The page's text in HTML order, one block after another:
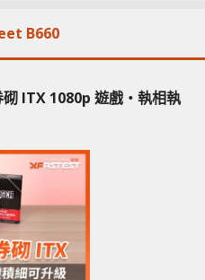
B660
砌 ITX 1080p 遊戲‧執相執